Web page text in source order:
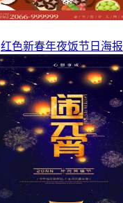
红色新春年夜饭节日海报